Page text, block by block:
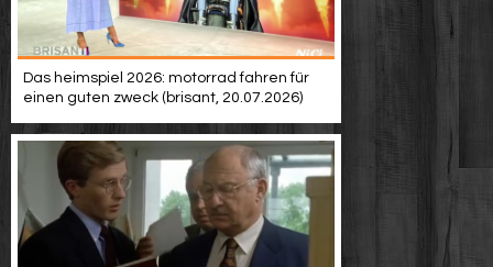
Das heimspiel 2026: motorrad fahren für
einen guten zweck (brisant, 20.07.2026)